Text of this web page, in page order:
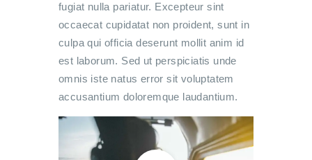
fugiat nulla pariatur. Excepteur sint
occaecat cupidatat non proident, sunt in
culpa qui officia deserunt mollit anim id
est laborum. Sed ut perspiciatis unde
omnis iste natus error sit voluptatem
accusantium doloremque laudantium.